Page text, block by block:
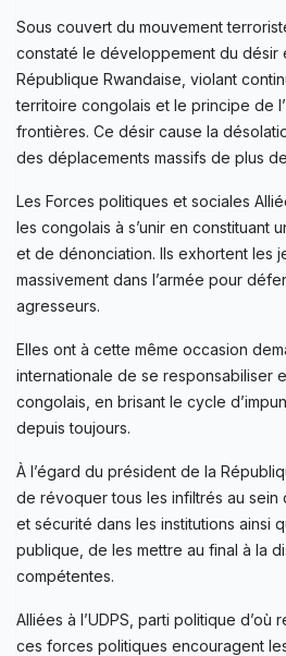
Sous couvert du mouvement
constaté le développement du désir
République Rwandaise, violant
territoire congolais et le principe de
frontières. Ce désir cause la
des déplacements massifs de plus
Les Forces politiques et sociales
les congolais à s’unir en constituant
et de dénonciation. Ils exhortent les
massivement dans l’armée pour
agresseurs.
Elles ont à cette même occasion
internationale de se responsabiliser
congolais, en brisant le cycle
depuis toujours.
À l’égard du président de la
de révoquer tous les infiltrés au
et sécurité dans les institutions ainsi
publique, de les mettre au final à la
compétentes.
Alliées à l’UDPS, parti politique d’où
ces forces politiques encouragent